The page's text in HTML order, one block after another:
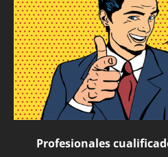
Profesionales